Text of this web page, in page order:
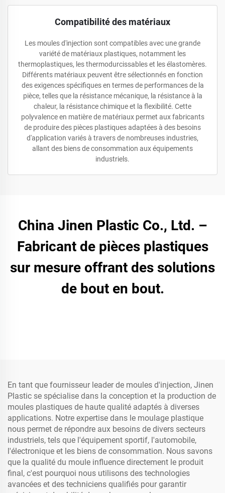
Compatibilité des matériaux
Les moules d'injection sont compatibles avec une grande
variété de matériaux plastiques, notamment les
thermoplastiques, les thermodurcissables et les élastomères.
Différents matériaux peuvent être sélectionnés en fonction
des exigences spécifiques en termes de performances de la
pièce, telles que la résistance mécanique, la résistance à la
chaleur, la résistance chimique et la flexibilité. Cette
polyvalence en matière de matériaux permet aux fabricants
de produire des pièces plastiques adaptées à des besoins
d'application variés à travers de nombreuses industries,
allant des biens de consommation aux équipements
industriels.
China Jinen Plastic Co., Ltd. –
Fabricant de pièces plastiques
sur mesure offrant des solutions
de bout en bout.
En tant que fournisseur leader de moules d'injection, Jinen
Plastic se spécialise dans la conception et la production de
moules plastiques de haute qualité adaptés à diverses
applications. Notre expertise dans le moulage plastique
nous permet de répondre aux besoins de divers secteurs
industriels, tels que l'équipement sportif, l'automobile,
l'électronique et les biens de consommation. Nous savons
que la qualité du moule influence directement le produit
final, c'est pourquoi nous utilisons des technologies
avancées et des techniciens qualifiés pour garantir